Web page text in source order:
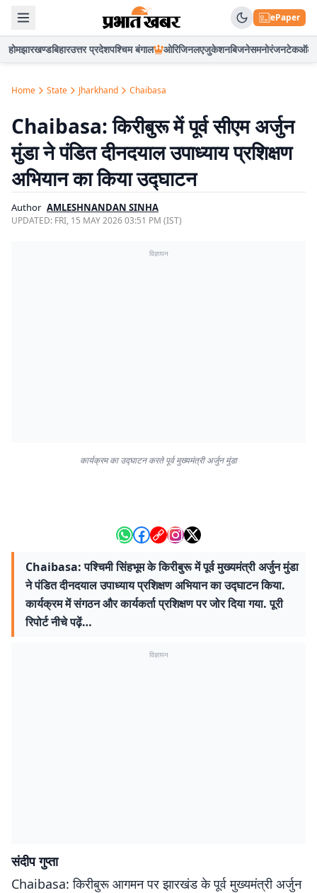
ePaper
होमझारखण्डबिहारउत्तर प्रदेशपश्चिम बंगाल ओरिजिनलएजुकेशनबिजनेसमनोरंजनटेकऑटो
Home State Jharkhand Chaibasa
Chaibasa: किरीबुरू में पूर्व सीएम अर्जुन
मुंडा ने पंडित दीनदयाल उपाध्याय प्रशिक्षण
अभियान का किया उद्घाटन
Author AMLESHNANDAN SINHA
UPDATED: FRI, 15 MAY 2026 03:51 PM (IST)
विज्ञापन
कार्यक्रम का उद्घाटन करते पूर्व मुख्यमंत्री अर्जुन मुंडा
Chaibasa: पश्चिमी सिंहभूम के किरीबुरू में पूर्व मुख्यमंत्री अर्जुन मुंडा
ने पंडित दीनदयाल उपाध्याय प्रशिक्षण अभियान का उद्घाटन किया.
कार्यक्रम में संगठन और कार्यकर्ता प्रशिक्षण पर जोर दिया गया. पूरी
रिपोर्ट नीचे पढ़ें…
विज्ञापन
संदीप गुप्ता
Chaibasa: किरीबुरू आगमन पर झारखंड के पूर्व मुख्यमंत्री अर्जुन